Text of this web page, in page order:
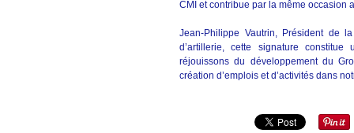
CMI et contribue par la même occasion
Jean-Philippe Vautrin, Président de
d’artillerie, cette signature
réjouissons du développement du
création d’emplois et d’activités dans